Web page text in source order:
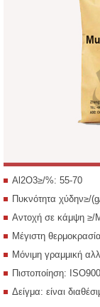
Al2O3≥/%: 55-70
Πυκνότητα χύδην≥/
Αντοχή σε κάμψη ≥/
Μέγιστη
Μόνιμη γραμμική
Πιστοποίηση:
Δείγμα: είναι